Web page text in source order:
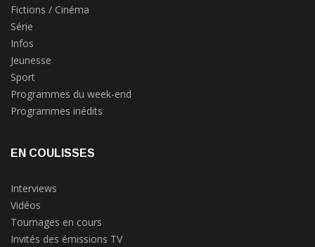
Fictions / Cinéma
Série
Infos
Jeunesse
Sport
Programmes du week-end
Programmes inédits
EN COULISSES
Interviews
Vidéos
Tournages en cours
Invités des émissions TV